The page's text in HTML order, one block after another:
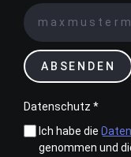
ABSENDEN
Datenschutz *
Ich habe die
genommen und